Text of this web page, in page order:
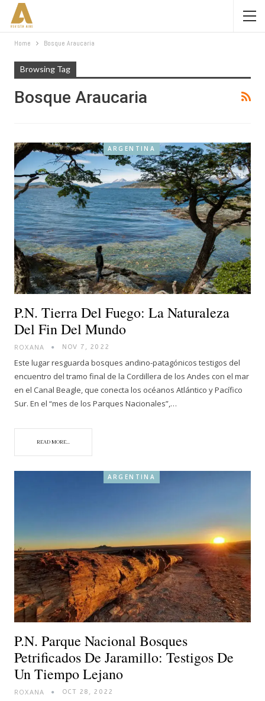
Home Bosque Araucaria
Browsing Tag
Bosque Araucaria
ARGENTINA
P.N. Tierra Del Fuego: La Naturaleza
Del Fin Del Mundo
ROXANA NOV 7, 2022
Este lugar resguarda bosques andino-patagónicos testigos del
encuentro del tramo final de la Cordillera de los Andes con el mar
en el Canal Beagle, que conecta los océanos Atlántico y Pacífico
Sur. En el “mes de los Parques Nacionales”,…
READ MORE...
ARGENTINA
P.N. Parque Nacional Bosques
Petrificados De Jaramillo: Testigos De
Un Tiempo Lejano
ROXANA OCT 28, 2022